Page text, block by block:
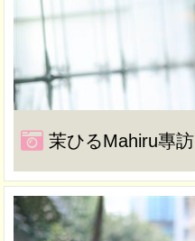
茉ひるMahiru專訪